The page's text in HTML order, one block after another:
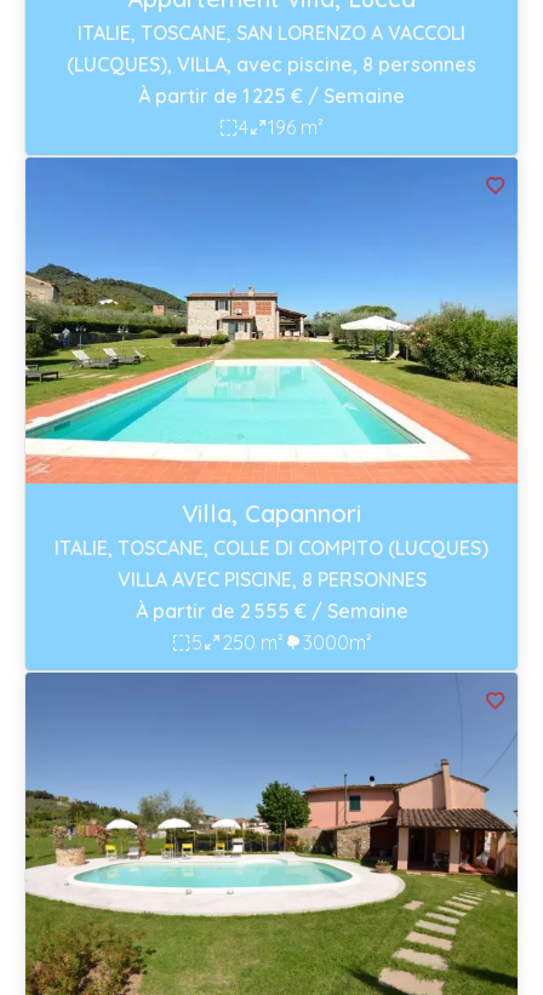
ITALIE, TOSCANE, SAN LORENZO A VACCOLI
(LUCQUES), VILLA, avec piscine, 8 personnes
À partir de 1 225 € / Semaine
4
196 m²
Villa, Capannori
ITALIE, TOSCANE, COLLE DI COMPITO (LUCQUES)
VILLA AVEC PISCINE, 8 PERSONNES
À partir de 2 555 € / Semaine
5
250 m² 3000m²